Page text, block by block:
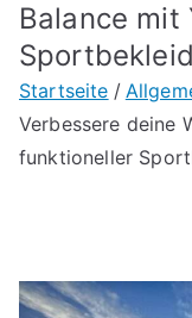
Balance mit
Startseite
Verbessere deine
funktioneller